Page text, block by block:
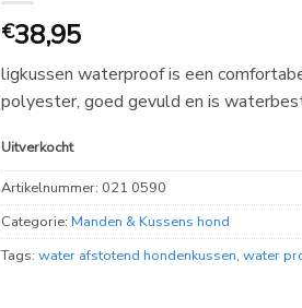
€38,95
ligkussen waterproof is een
polyester, goed gevuld en is
Uitverkocht
Artikelnummer: 021 0590
Categorie: Manden & Kussens hond
Tags: water afstotend hondenkussen, water